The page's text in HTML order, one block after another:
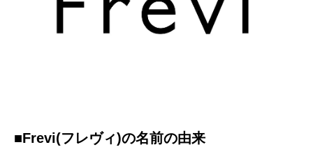
■Frevi(フレヴィ)の名前の由来